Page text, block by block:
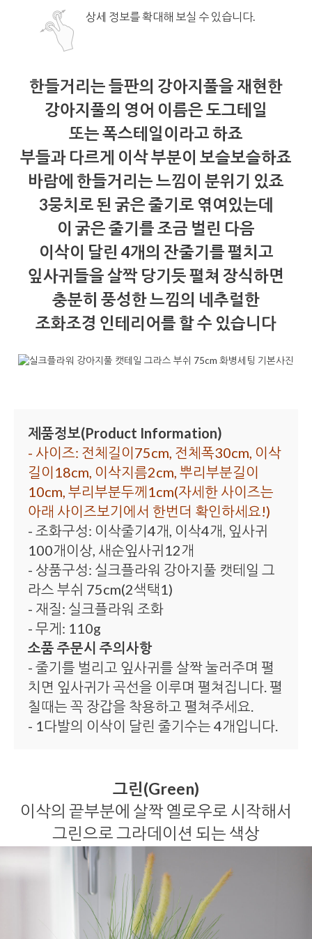
상세 정보를 확대해 보실 수 있습니다.
한들거리는 들판의 강아지풀을 재현한
강아지풀의 영어 이름은 도그테일
또는 폭스테일이라고 하죠
부들과 다르게 이삭 부분이 보슬보슬하죠
바람에 한들거리는 느낌이 분위기 있죠
3뭉치로 된 굵은 줄기로 엮여있는데
이 굵은 줄기를 조금 벌린 다음
이삭이 달린 4개의 잔줄기를 펼치고
잎사귀들을 살짝 당기듯 펼쳐 장식하면
충분히 풍성한 느낌의 네추럴한
조화조경 인테리어를 할 수 있습니다
제품정보(Product Information)
- 사이즈: 전체길이75cm, 전체폭30cm, 이삭
길이18cm, 이삭지름2cm, 뿌리부분길이
10cm, 부리부분두께1cm(자세한 사이즈는
아래 사이즈보기에서 한번더 확인하세요!)
- 조화구성: 이삭줄기4개, 이삭4개, 잎사귀
100개이상, 새순잎사귀12개
- 상품구성: 실크플라워 강아지풀 캣테일 그
라스 부쉬 75cm(2색택1)
- 재질: 실크플라워 조화
- 무게: 110g
소품 주문시 주의사항
- 줄기를 벌리고 잎사귀를 살짝 눌러주며 펼
치면 잎사귀가 곡선을 이루며 펼쳐집니다. 펼
칠때는 꼭 장갑을 착용하고 펼쳐주세요.
- 1다발의 이삭이 달린 줄기수는 4개입니다.
그린(Green)
이삭의 끝부분에 살짝 옐로우로 시작해서
그린으로 그라데이션 되는 색상